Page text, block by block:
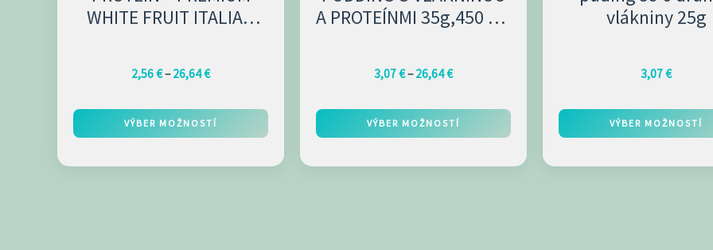
WHITE FRUIT ITALIAN
2,56€– 26,64€
VÝBER MOŽNOSTÍ
produktu.
A PROTEÍNMI 35g,450 g –
3,07€– 26,64€
VÝBER MOŽNOSTÍ
produktu.
vlákniny 25g
3,07€
VÝBER MOŽNOSTÍ
produktu.